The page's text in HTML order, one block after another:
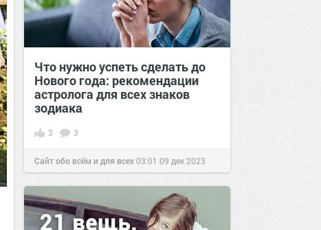
Что нужно успеть сделать до
Нового года: рекомендации
астролога для всех знаков
зодиака
3 3
Сайт обо всём и для всех03:01 09 дек 2023